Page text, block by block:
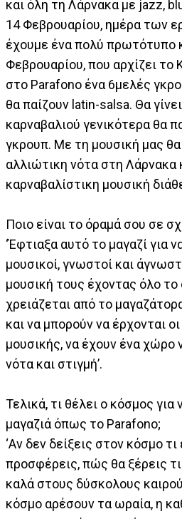
και όλη τη Λάρνακα με jazz,
14 Φεβρουαρίου, ημέρα των
έχουμε ένα πολύ πρωτότυπο
Φεβρουαρίου, που αρχίζει το
στο Parafono ένα 6μελές
θα παίζουν latin-salsa. Θα
καρναβαλιού γενικότερα θα
γκρουπ. Με τη μουσική μας
αλλιώτικη νότα στη Λάρνακα
καρναβαλίστικη μουσική
Ποιο είναι το όραμά σου σε
‘Έφτιαξα αυτό το μαγαζί για
μουσικοί, γνωστοί και
μουσική τους έχοντας όλο
χρειάζεται από το
και να μπορούν να έρχονται
μουσικής, να έχουν ένα χώρο
νότα και στιγμή’.
Τελικά, τι θέλει ο κόσμος
μαγαζιά όπως το Parafono;
‘Αν δεν δείξεις στον κόσμο
προσφέρεις, πώς θα ξέρεις
καλά στους δύσκολους
κόσμο αρέσουν τα ωραία, η